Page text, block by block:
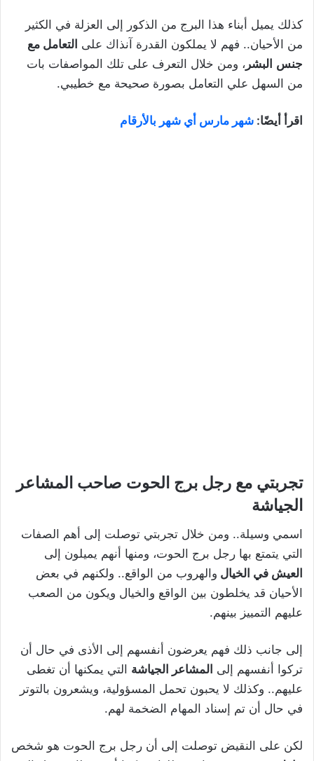
كذلك يميل أبناء هذا البرج من الذكور إلى العزلة في الكثير
من الأحيان.. فهم لا يملكون القدرة آنذاك على التعامل مع
جنس البشر ، ومن خلال التعرف على تلك المواصفات بات
من السهل علي التعامل بصورة صحيحة مع خطيبي.
اقرأ أيضًا: شهر مارس أي شهر بالأرقام
تجربتي مع رجل برج الحوت صاحب المشاعر
الجياشة
اسمي وسيلة.. ومن خلال تجربتي توصلت إلى أهم الصفات
التي يتمتع بها رجل برج الحوت، ومنها أنهم يميلون إلى
العيش في الخيال والهروب من الواقع.. ولكنهم في بعض
الأحيان قد يخلطون بين الواقع والخيال ويكون من الصعب
عليهم التمييز بينهم.
إلى جانب ذلك فهم يعرضون أنفسهم إلى الأذى في حال أن
تركوا أنفسهم إلى المشاعر الجياشة التي يمكنها أن تغطى
عليهم.. وكذلك لا يحبون تحمل المسؤولية، ويشعرون بالتوتر
في حال أن تم إسناد المهام الضخمة لهم.
لكن على النقيض توصلت إلى أن رجل برج الحوت هو شخص